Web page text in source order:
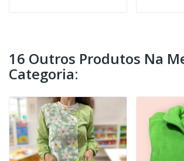
16 Outros Produtos Na
Categoria: